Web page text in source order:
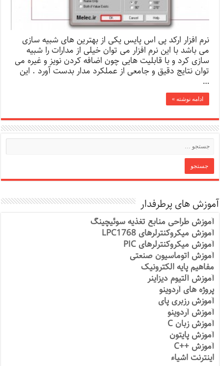
نرم افزار ارکد پی اس پایس یکی از بهترین های شبیه سازی
می باشد با این نرم افزار می توان خیلی از مدارات را شبیه
سازی کرد و با قابلیت هایی چون اضافه کردن نویز و غیره می
توان نتایج دقیق و جامعی از عملکرد مدار بدست آورد . این
…
ادامه نوشته »
آموزش های پرطرفدار
آموزش طراحی منابع تغذیه سوئیچینگ
آموزش میکروکنترلرهای LPC1768
آموزش میکروکنترلرهای PIC
آموزش اتوماسیون صنعتی
مفاهیم پایه الکترونیک
آموزش آلتیوم دیزاینر
پروژه های آردوینو
آموزش رزبری پای
آموزش آردوینو
آموزش زبان C
آموزش پایتون
آموزش ++C
اینترنت اشیاء